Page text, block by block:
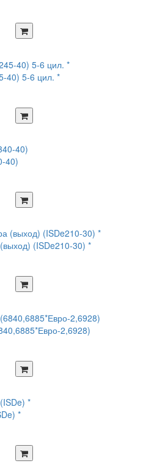
40) 5-6 цил. *
40)
(ISDe210-30) *
2,6928)
*